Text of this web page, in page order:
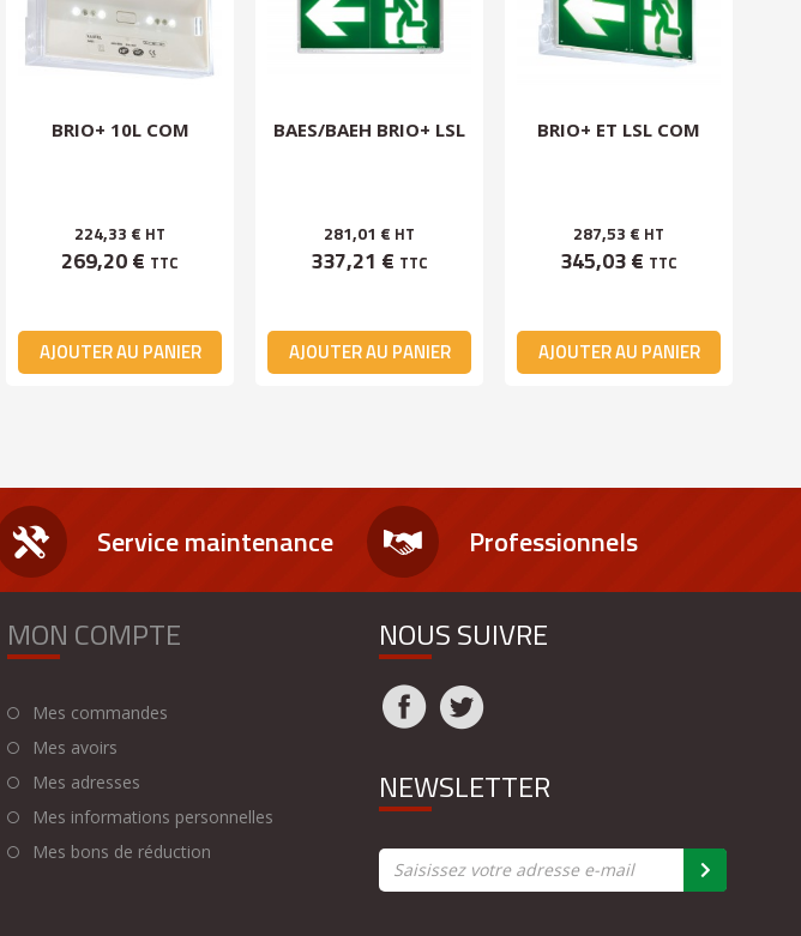
BRIO+ 10L COM
224,33 € HT
269,20 € TTC
AJOUTER AU PANIER
BAES/BAEH BRIO+ LSL
281,01 € HT
337,21 € TTC
AJOUTER AU PANIER
BRIO+ ET LSL COM
287,53 € HT
345,03 € TTC
AJOUTER AU PANIER
Service maintenance Professionnels
MON COMPTE
Mes commandes
Mes avoirs
Mes adresses
Mes informations personnelles
Mes bons de réduction
NOUS SUIVRE
NEWSLETTER